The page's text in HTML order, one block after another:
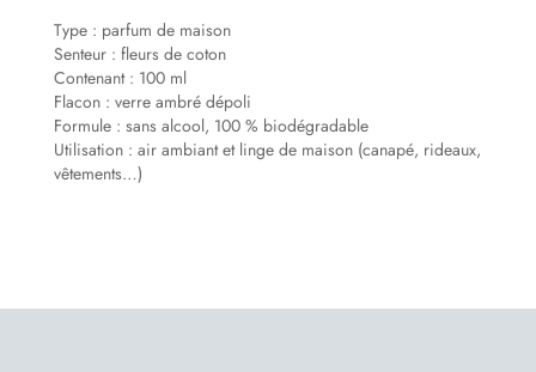
Type : parfum de maison
Senteur : fleurs de coton
Contenant: 100 ml
Flacon : verre ambré dépoli
Formule : sans alcool, 100 % biodégradable
Utilisation : air ambiant et linge de maison (canapé, rideaux,
vêtements…)